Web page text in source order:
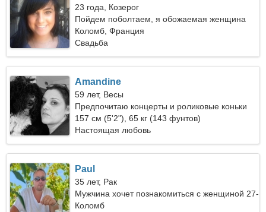
23 года, Козерог
Пойдем поболтаем, я обожаемая женщина
Коломб, Франция
Свадьба
Amandine
59 лет, Весы
Предпочитаю концерты и роликовые коньки
157 см (5'2"), 65 кг (143 фунтов)
Настоящая любовь
Paul
35 лет, Рак
Мужчина хочет познакомиться с женщиной 27-
31
Коломб